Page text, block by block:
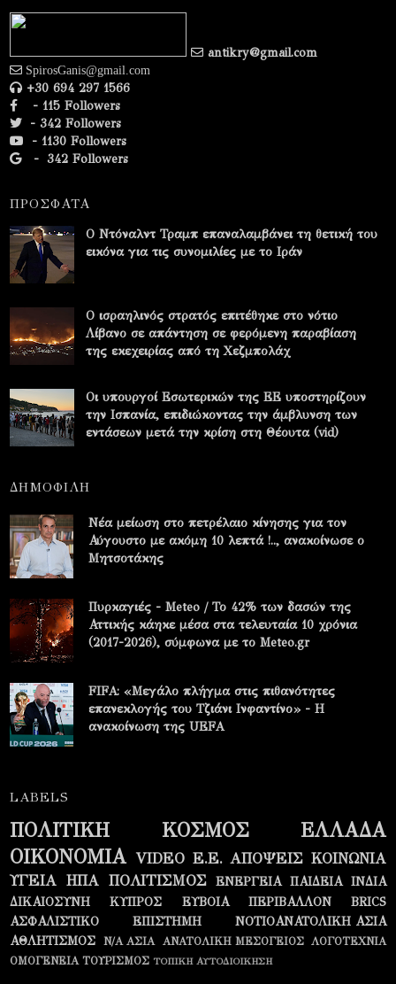
antikry@gmail.com
SpirosGanis@gmail.com
+30 694 297 1566
- 115 Followers
- 342 Followers
- 1130 Followers
- 342 Followers
ΠΡΟΣΦΑΤΑ
Ο Ντόναλντ Τραμπ επαναλαμβάνει τη θετική του
εικόνα για τις συνομιλίες με το Ιράν
Ο ισραηλινός στρατός επιτέθηκε στο νότιο
Λίβανο σε απάντηση σε φερόμενη παραβίαση
της εκεχειρίας από τη Χεζμπολάχ
Οι υπουργοί Εσωτερικών της ΕΕ υποστηρίζουν
την Ισπανία, επιδιώκοντας την άμβλυνση των
εντάσεων μετά την κρίση στη Θέουτα (vid)
ΔΗΜΟΦΙΛΗ
Νέα μείωση στο πετρέλαιο κίνησης για τον
Αύγουστο με ακόμη 10 λεπτά !.., ανακοίνωσε ο
Μητσοτάκης
Πυρκαγιές - Meteo / Το 42% των δασών της
Αττικής κάηκε μέσα στα τελευταία 10 χρόνια
(2017-2026), σύμφωνα με το Meteo.gr
FIFA: «Μεγάλο πλήγμα στις πιθανότητες
επανεκλογής του Τζιάνι Ινφαντίνο» - Η
ανακοίνωση της UEFA
LABELS
ΠΟΛΙΤΙΚΗ ΚΟΣΜΟΣ
ΕΛΛΑΔΑ
ΟΙΚΟΝΟΜΙΑ VIDEO Ε.Ε. ΑΠΟΨΕΙΣ ΚΟΙΝΩΝΙΑ
ΥΓΕΙΑ ΗΠΑ ΠΟΛΙΤΙΣΜΟΣ ΕΝΕΡΓΕΙΑ ΠΑΙΔΕΙΑ ΙΝΔΙΑ
ΔΙΚΑΙΟΣΥΝΗ
ΚΥΠΡΟΣ ΕΥΒΟΙΑ ΠΕΡΙΒΑΛΛΟΝ
BRICS
ΑΣΦΑΛΙΣΤΙΚΟ
ΕΠΙΣΤΗΜΗ
ΝΟΤΙΟΑΝΑΤΟΛΙΚΗ ΑΣΙΑ
ΑΘΛΗΤΙΣΜΟΣ
Ν/Α ΑΣΙΑ ΑΝΑΤΟΛΙΚΗ ΜΕΣΟΓΕΙΟΣ
ΛΟΓΟΤΕΧΝΙΑ
ΟΜΟΓΕΝΕΙΑ ΤΟΥΡΙΣΜΟΣ ΤΟΠΙΚΗ ΑΥΤΟΔΙΟΙΚΗΣΗ